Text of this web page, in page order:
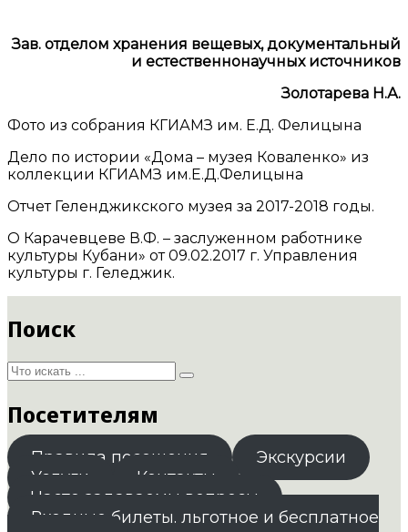
Зав. отделом хранения вещевых, документальный
и естественнонаучных источников
Золотарева Н.А.
Фото из собрания КГИАМЗ им. Е.Д. Фелицына
Дело по истории «Дома – музея Коваленко» из
коллекции КГИАМЗ им.Е.Д.Фелицына
Отчет Геленджикского музея за 2017-2018 годы.
О Карачевцеве В.Ф. – заслуженном работнике
культуры Кубани» от 09.02.2017 г. Управления
культуры г. Геледжик.
Поиск
Посетителям
Правила посещения
Экскурсии
Услуги
Контакты
Часто задаваемы вопросы
Входные билеты. льготное и бесплатное